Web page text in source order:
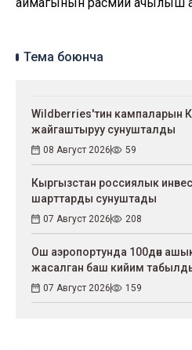
Тема боюнча
Wildberries'тин кампаларын
жайгаштыруу сунушталды
08 Август 2026 59
Кыргызстан россиялык
шарттарды сунуштады
07 Август 2026 208
Ош аэропортунда 100дөн
жасалган баш кийим
07 Август 2026 159